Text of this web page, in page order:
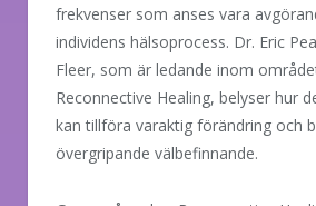
frekvenser som anses vara
individens hälsoprocess. Dr. Eric
Fleer, som är ledande inom
Reconnective Healing, belyser hur
kan tillföra varaktig förändring och
övergripande välbefinnande.